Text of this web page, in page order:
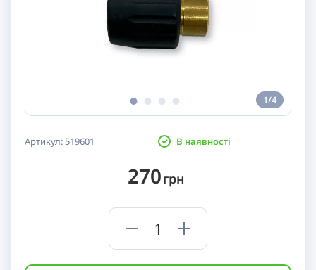
1/4
Артикул: 519601 В наявності
270грн